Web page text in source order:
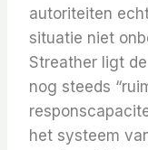
autoriteiten
situatie niet
Streather ligt
nog steeds
het systeem